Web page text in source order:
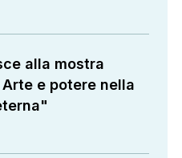
alla mostra
e potere nella